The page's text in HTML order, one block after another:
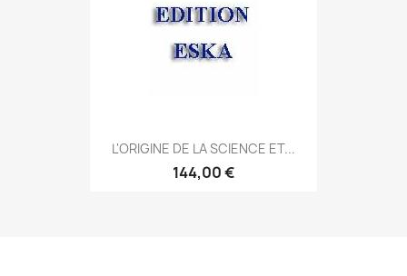
L'ORIGINE DE LA SCIENCE ET...
144,00 €